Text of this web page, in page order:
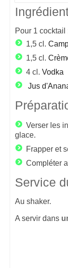
Pour 1 cocktail
1,5 cl.
1,5 cl.
4 cl. Vodka
Jus
Verser les
glace.
Frapper et
Compléter
Service
Au shaker.
A servir dans